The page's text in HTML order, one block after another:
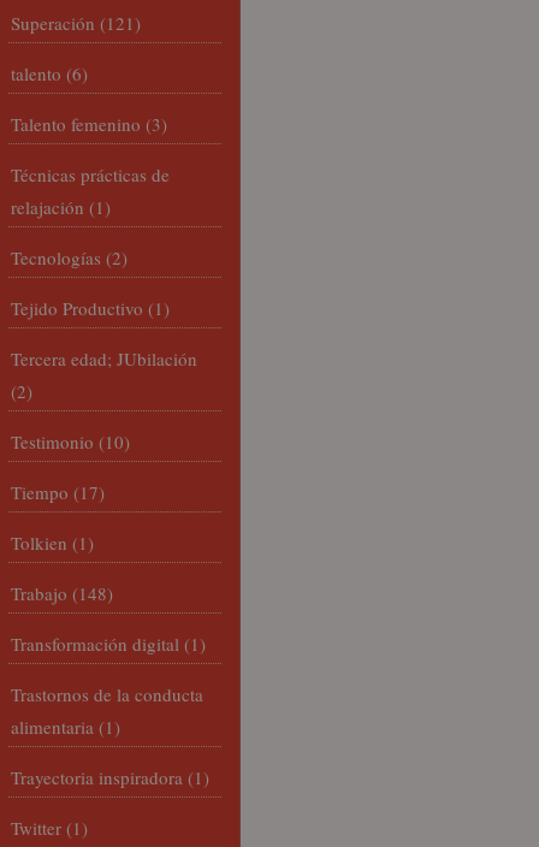
Superación (121)
talento (6)
Talento femenino (3)
Técnicas prácticas de
relajación (1)
Tecnologías (2)
Tejido Productivo (1)
Tercera edad; JUbilación
(2)
Testimonio (10)
Tiempo (17)
Tolkien (1)
Trabajo (148)
Transformación digital (1)
Trastornos de la conducta
alimentaria (1)
Trayectoria inspiradora (1)
Twitter (1)